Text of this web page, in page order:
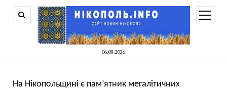
06.08.2026
меню
На Нікопольщині є пам’ятник мегалітичних